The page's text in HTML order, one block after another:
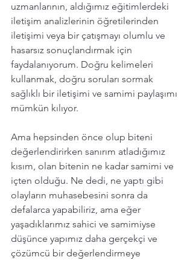
uzmanlarının, aldığımız eğitimlerdeki
iletişim analizlerinin öğretilerinden
iletişimi veya bir çatışmayı olumlu ve
hasarsız sonuçlandırmak için
faydalanıyorum. Doğru kelimeleri
kullanmak, doğru soruları sormak
sağlıklı bir iletişimi ve samimi paylaşımı
mümkün kılıyor.
Ama hepsinden önce olup biteni
değerlendirirken sanırım atladığımız
kısım, olan bitenin ne kadar samimi ve
içten olduğu. Ne dedi, ne yaptı gibi
olayların muhasebesini sonra da
defalarca yapabiliriz, ama eğer
yaşadıklarımız sahici ve samimiyse
düşünce yapımız daha gerçekçi ve
çözümcü bir değerlendirmeye